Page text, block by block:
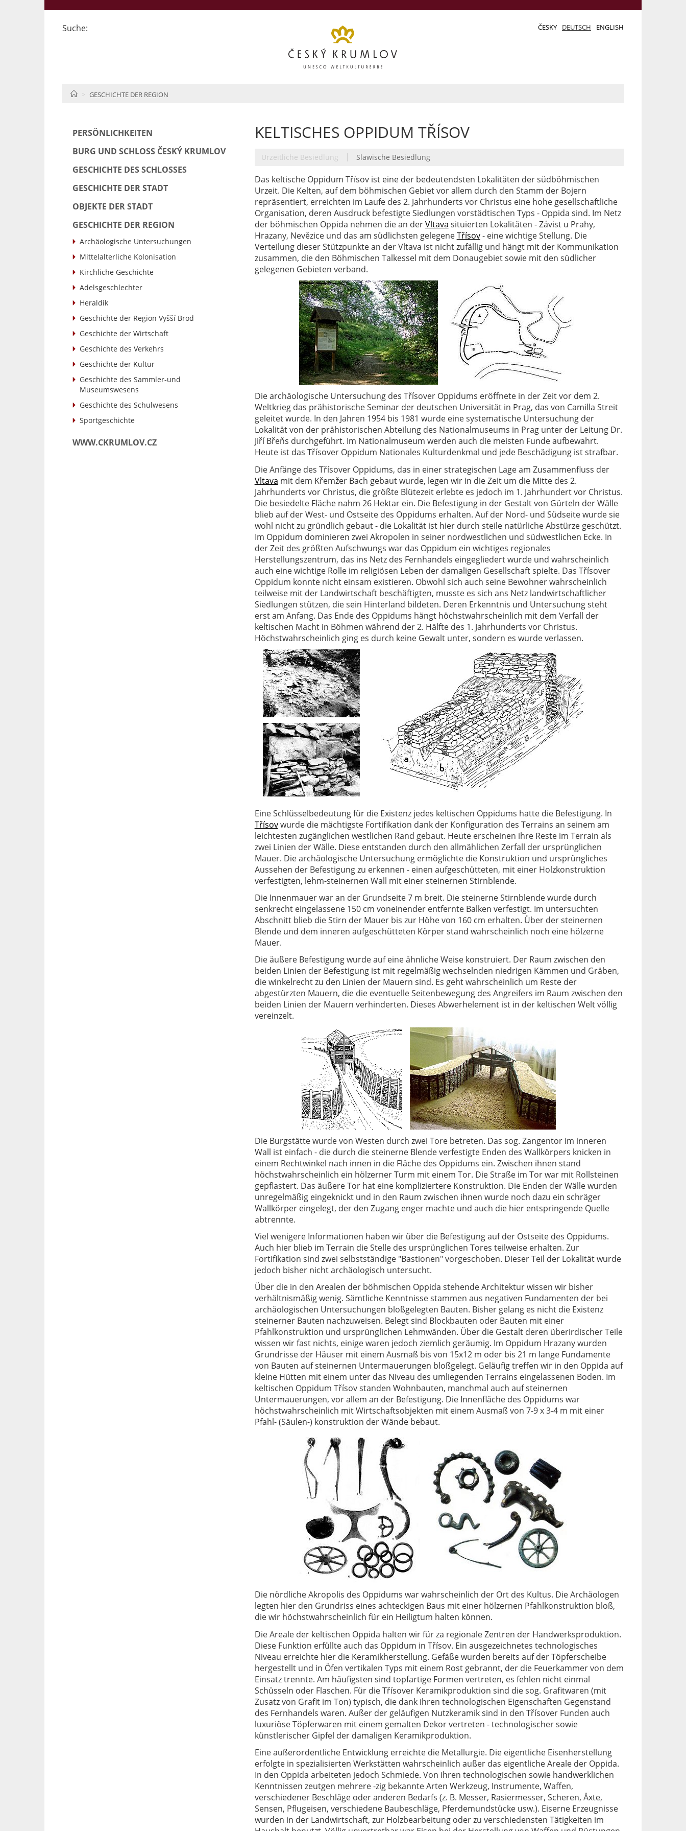
Suche: ČESKY DEUTSCH ENGLISH
HOMEGESCHICHTE DER REGION
PERSÖNLICHKEITEN
BURG UND SCHLOSS ČESKÝ KRUMLOV
GESCHICHTE DES SCHLOSSES
GESCHICHTE DER STADT
OBJEKTE DER STADT
GESCHICHTE DER REGION
Archäologische Untersuchungen
Mittelalterliche Kolonisation
Kirchliche Geschichte
Adelsgeschlechter
Heraldik
Geschichte der Region Vyšší Brod
Geschichte der Wirtschaft
Geschichte des Verkehrs
Geschichte der Kultur
Geschichte des Sammler-und
Museumswesens
Geschichte des Schulwesens
Sportgeschichte
WWW.CKRUMLOV.CZ
KELTISCHES OPPIDUM TŘÍSOV
Urzeitliche Besiedlung | Slawische Besiedlung
Das keltische Oppidum Třísov ist eine der bedeutendsten Lokalitäten der südböhmischen
Urzeit. Die Kelten, auf dem böhmischen Gebiet vor allem durch den Stamm der Bojern
repräsentiert, erreichten im Laufe des 2. Jahrhunderts vor Christus eine hohe gesellschaftliche
Organisation, deren Ausdruck befestigte Siedlungen vorstädtischen Typs - Oppida sind. Im Netz
der böhmischen Oppida nehmen die an derVltava situierten Lokalitäten - Závist u Prahy,
Hrazany, Nevězice und das am südlichsten gelegeneTřísov- eine wichtige Stellung. Die
Verteilung dieser Stützpunkte an der Vltava ist nicht zufällig und hängt mit der Kommunikation
zusammen, die den Böhmischen Talkessel mit dem Donaugebiet sowie mit den südlicher
gelegenen Gebieten verband.
Die archäologische Untersuchung des Třísover Oppidums eröffnete in der Zeit vor dem 2.
Weltkrieg das prähistorische Seminar der deutschen Universität in Prag, das von Camilla Streit
geleitet wurde. In den Jahren 1954 bis 1981 wurde eine systematische Untersuchung der
Lokalität von der prähistorischen Abteilung des Nationalmuseums in Prag unter der Leitung Dr.
Jiří Břeňs durchgeführt. Im Nationalmuseum werden auch die meisten Funde aufbewahrt.
Heute ist das Třísover Oppidum Nationales Kulturdenkmal und jede Beschädigung ist strafbar.
Die Anfänge des Třísover Oppidums, das in einer strategischen Lage am Zusammenfluss der
Vltava mit dem Křemžer Bach gebaut wurde, legen wir in die Zeit um die Mitte des 2.
Jahrhunderts vor Christus, die größte Blütezeit erlebte es jedoch im 1. Jahrhundert vor Christus.
Die besiedelte Fläche nahm 26 Hektar ein. Die Befestigung in der Gestalt von Gürteln der Wälle
blieb auf der West- und Ostseite des Oppidums erhalten. Auf der Nord- und Südseite wurde sie
wohl nicht zu gründlich gebaut - die Lokalität ist hier durch steile natürliche Abstürze geschützt.
Im Oppidum dominieren zwei Akropolen in seiner nordwestlichen und südwestlichen Ecke. In
der Zeit des größten Aufschwungs war das Oppidum ein wichtiges regionales
Herstellungszentrum, das ins Netz des Fernhandels eingegliedert wurde und wahrscheinlich
auch eine wichtige Rolle im religiösen Leben der damaligen Gesellschaft spielte. Das Třísover
Oppidum konnte nicht einsam existieren. Obwohl sich auch seine Bewohner wahrscheinlich
teilweise mit der Landwirtschaft beschäftigten, musste es sich ans Netz landwirtschaftlicher
Siedlungen stützen, die sein Hinterland bildeten. Deren Erkenntnis und Untersuchung steht
erst am Anfang. Das Ende des Oppidums hängt höchstwahrscheinlich mit dem Verfall der
keltischen Macht in Böhmen während der 2. Hälfte des 1. Jahrhunderts vor Christus.
Höchstwahrscheinlich ging es durch keine Gewalt unter, sondern es wurde verlassen.
Eine Schlüsselbedeutung für die Existenz jedes keltischen Oppidums hatte die Befestigung. In
Třísovwurde die mächtigste Fortifikation dank der Konfiguration des Terrains an seinem am
leichtesten zugänglichen westlichen Rand gebaut. Heute erscheinen ihre Reste im Terrain als
zwei Linien der Wälle. Diese entstanden durch den allmählichen Zerfall der ursprünglichen
Mauer. Die archäologische Untersuchung ermöglichte die Konstruktion und ursprüngliches
Aussehen der Befestigung zu erkennen - einen aufgeschütteten, mit einer Holzkonstruktion
verfestigten, lehm-steinernen Wall mit einer steinernen Stirnblende.
Die Innenmauer war an der Grundseite 7 m breit. Die steinerne Stirnblende wurde durch
senkrecht eingelassene 150 cm voneinender entfernte Balken verfestigt. Im untersuchten
Abschnitt blieb die Stirn der Mauer bis zur Höhe von 160 cm erhalten. Über der steinernen
Blende und dem inneren aufgeschütteten Körper stand wahrscheinlich noch eine hölzerne
Mauer.
Die äußere Befestigung wurde auf eine ähnliche Weise konstruiert. Der Raum zwischen den
beiden Linien der Befestigung ist mit regelmäßig wechselnden niedrigen Kämmen und Gräben,
die winkelrecht zu den Linien der Mauern sind. Es geht wahrscheinlich um Reste der
abgestürzten Mauern, die die eventuelle Seitenbewegung des Angreifers im Raum zwischen den
beiden Linien der Mauern verhinderten. Dieses Abwerhelement ist in der keltischen Welt völlig
vereinzelt.
Die Burgstätte wurde von Westen durch zwei Tore betreten. Das sog. Zangentor im inneren
Wall ist einfach - die durch die steinerne Blende verfestigte Enden des Wallkörpers knicken in
einem Rechtwinkel nach innen in die Fläche des Oppidums ein. Zwischen ihnen stand
höchstwahrscheinlich ein hölzerner Turm mit einem Tor. Die Straße im Tor war mit Rollsteinen
gepflastert. Das äußere Tor hat eine kompliziertere Konstruktion. Die Enden der Wälle wurden
unregelmäßig eingeknickt und in den Raum zwischen ihnen wurde noch dazu ein schräger
Wallkörper eingelegt, der den Zugang enger machte und auch die hier entspringende Quelle
abtrennte.
Viel wenigere Informationen haben wir über die Befestigung auf der Ostseite des Oppidums.
Auch hier blieb im Terrain die Stelle des ursprünglichen Tores teilweise erhalten. Zur
Fortifikation sind zwei selbstständige "Bastionen" vorgeschoben. Dieser Teil der Lokalität wurde
jedoch bisher nicht archäologisch untersucht.
Über die in den Arealen der böhmischen Oppida stehende Architektur wissen wir bisher
verhältnismäßig wenig. Sämtliche Kenntnisse stammen aus negativen Fundamenten der bei
archäologischen Untersuchungen bloßgelegten Bauten. Bisher gelang es nicht die Existenz
steinerner Bauten nachzuweisen. Belegt sind Blockbauten oder Bauten mit einer
Pfahlkonstruktion und ursprünglichen Lehmwänden. Über die Gestalt deren überirdischer Teile
wissen wir fast nichts, einige waren jedoch ziemlich geräumig. Im Oppidum Hrazany wurden
Grundrisse der Häuser mit einem Ausmaß bis von 15x12 m oder bis 21 m lange Fundamente
von Bauten auf steinernen Untermauerungen bloßgelegt. Geläufig treffen wir in den Oppida auf
kleine Hütten mit einem unter das Niveau des umliegenden Terrains eingelassenen Boden. Im
keltischen Oppidum Třísov standen Wohnbauten, manchmal auch auf steinernen
Untermauerungen, vor allem an der Befestigung. Die Innenfläche des Oppidums war
höchstwahrscheinlich mit Wirtschaftsobjekten mit einem Ausmaß von 7-9 x 3-4 m mit einer
Pfahl- (Säulen-) konstruktion der Wände bebaut.
Die nördliche Akropolis des Oppidums war wahrscheinlich der Ort des Kultus. Die Archäologen
legten hier den Grundriss eines achteckigen Baus mit einer hölzernen Pfahlkonstruktion bloß,
die wir höchstwahrscheinlich für ein Heiligtum halten können.
Die Areale der keltischen Oppida halten wir für za regionale Zentren der Handwerksproduktion.
Diese Funktion erfüllte auch das Oppidum in Třísov. Ein ausgezeichnetes technologisches
Niveau erreichte hier die Keramikherstellung. Gefäße wurden bereits auf der Töpferscheibe
hergestellt und in Öfen vertikalen Typs mit einem Rost gebrannt, der die Feuerkammer von dem
Einsatz trennte. Am häufigsten sind topfartige Formen vertreten, es fehlen nicht einmal
Schüsseln oder Flaschen. Für die Třísover Keramikproduktion sind die sog. Grafitwaren (mit
Zusatz von Grafit im Ton) typisch, die dank ihren technologischen Eigenschaften Gegenstand
des Fernhandels waren. Außer der geläufigen Nutzkeramik sind in den Třísover Funden auch
luxuriöse Töpferwaren mit einem gemalten Dekor vertreten - technologischer sowie
künstlerischer Gipfel der damaligen Keramikproduktion.
Eine außerordentliche Entwicklung erreichte die Metallurgie. Die eigentliche Eisenherstellung
erfolgte in spezialisierten Werkstätten wahrscheinlich außer das eigentliche Areale der Oppida.
In den Oppida arbeiteten jedoch Schmiede. Von ihren technologischen sowie handwerklichen
Kenntnissen zeutgen mehrere -zig bekannte Arten Werkzeug, Instrumente, Waffen,
verschiedener Beschläge oder anderen Bedarfs (z. B. Messer, Rasiermesser, Scheren, Äxte,
Sensen, Pflugeisen, verschiedene Baubeschläge, Pferdemundstücke usw.). Eiserne Erzeugnisse
wurden in der Landwirtschaft, zur Holzbearbeitung oder zu verschiedensten Tätigkeiten im